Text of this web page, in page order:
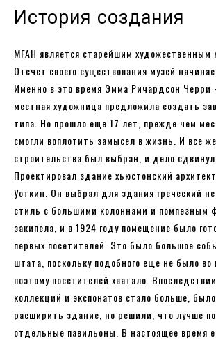
История создания
MFAH является старейшим художественным
Отсчет своего существования музей
Именно в это время Эмма Ричардсон
местная художница предложила создать
типа. Но прошло еще 17 лет, прежде чем
смогли воплотить замысел в жизнь. И все
строительства был выбран, и дело
Проектировал здание хьюстонский
Уоткин. Он выбрал для здания греческий
стиль с большими колоннами и помпезным
закипела, и в 1924 году помещение было
первых посетителей. Это было большое
штата, поскольку подобного еще не было во
поэтому посетителей хватало.
коллекций и экспонатов стало больше,
расширить здание, но решили, что лучше
отдельные павильоны. В настоящее время